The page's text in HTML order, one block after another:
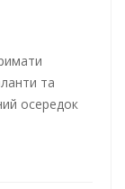
та
осередок